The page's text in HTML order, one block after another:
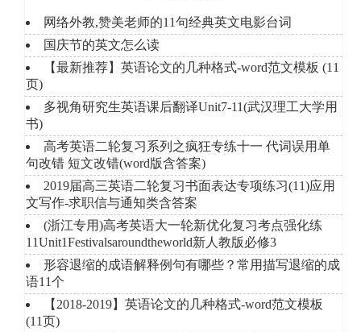
网络外教,赞美老师的11句经典英文电影台词
国庆节的英文怎么读
【最新推荐】英语论文的几种格式-word范文模板 (11
页)
多视角研究生英语课后翻译Unit7-11(武汉理工大学用
书)
高考英语二轮复习系列之疯狂专练十一 代词误用单
句改错 短文改错(word版含答案)
2019届高三英语二轮复习书面表达专项练习(11)应用
文写作-求职信与通知类含答案
(浙江专用)高考英语大一轮新优化复习考点强化练
11Unit1Festivalsaroundtheworld新人教版必修3
形容退缩的成语解释例句有哪些？常用描写退缩的成
语11个
【2018-2019】英语论文的几种格式-word范文模板
(11页)